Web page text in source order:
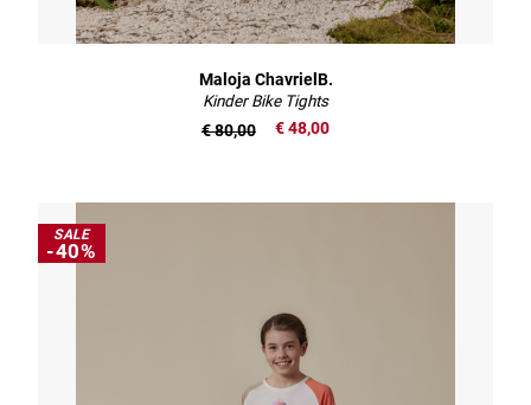
Maloja ChavrielB.
Kinder Bike Tights
€ 48,00
€ 80,00
SALE
-40%